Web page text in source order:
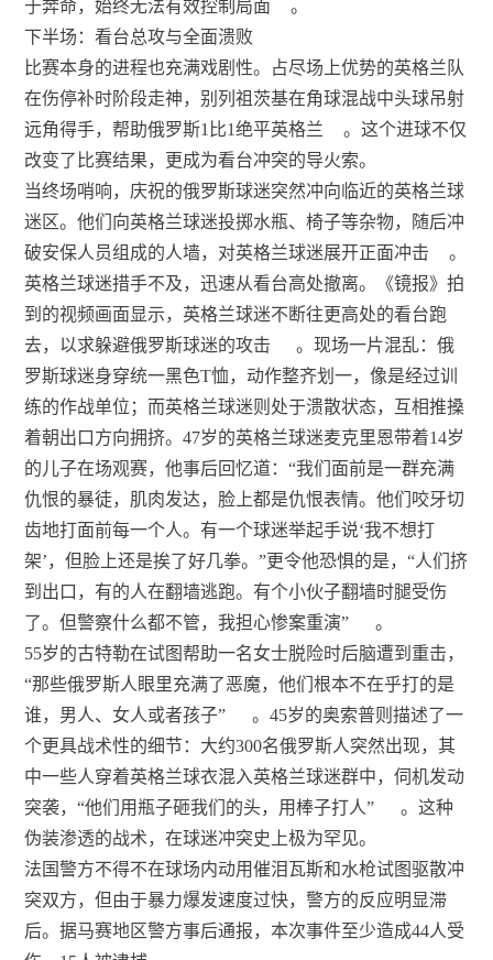
于奔命，始终无法有效控制局面
。
下半场：看台总攻与全面溃败
比赛本身的进程也充满戏剧性。占尽场上优势的英格兰队
在伤停补时阶段走神，别列祖茨基在角球混战中头球吊射
远角得手，帮助俄罗斯1比1绝平英格兰
。这个进球不仅
改变了比赛结果，更成为看台冲突的导火索。
当终场哨响，庆祝的俄罗斯球迷突然冲向临近的英格兰球
迷区。他们向英格兰球迷投掷水瓶、椅子等杂物，随后冲
破安保人员组成的人墙，对英格兰球迷展开正面冲击
。
英格兰球迷措手不及，迅速从看台高处撤离。《镜报》拍
到的视频画面显示，英格兰球迷不断往更高处的看台跑
去，以求躲避俄罗斯球迷的攻击
。现场一片混乱：俄
罗斯球迷身穿统一黑色T恤，动作整齐划一，像是经过训
练的作战单位；而英格兰球迷则处于溃散状态，互相推搡
着朝出口方向拥挤。47岁的英格兰球迷麦克里恩带着14岁
的儿子在场观赛，他事后回忆道：“我们面前是一群充满
仇恨的暴徒，肌肉发达，脸上都是仇恨表情。他们咬牙切
齿地打面前每一个人。有一个球迷举起手说‘我不想打
架’，但脸上还是挨了好几拳。”更令他恐惧的是，“人们挤
到出口，有的人在翻墙逃跑。有个小伙子翻墙时腿受伤
了。但警察什么都不管，我担心惨案重演”
。
55岁的古特勒在试图帮助一名女士脱险时后脑遭到重击，
“那些俄罗斯人眼里充满了恶魔，他们根本不在乎打的是
谁，男人、女人或者孩子”
。45岁的奥索普则描述了一
个更具战术性的细节：大约300名俄罗斯人突然出现，其
中一些人穿着英格兰球衣混入英格兰球迷群中，伺机发动
突袭，“他们用瓶子砸我们的头，用棒子打人”
。这种
伪装渗透的战术，在球迷冲突史上极为罕见。
法国警方不得不在球场内动用催泪瓦斯和水枪试图驱散冲
突双方，但由于暴力爆发速度过快，警方的反应明显滞
后。据马赛地区警方事后通报，本次事件至少造成44人受